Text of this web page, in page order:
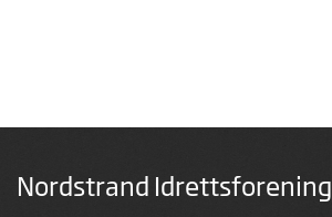
Nordstrand Idrettsforening